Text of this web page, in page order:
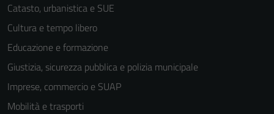
Catasto, urbanistica e SUE
Cultura e tempo libero
Educazione e formazione
Giustizia, sicurezza pubblica e polizia municipale
Imprese, commercio e SUAP
Mobilità e trasporti